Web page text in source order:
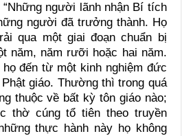
người lãnh nhận Bí tích
người đã trưởng thành. Họ
qua một giai đoạn chuẩn bị
năm, năm rưỡi hoặc hai năm.
đến từ một kinh nghiệm đức
giáo. Thường thì trong quá
thuộc về bất kỳ tôn giáo nào;
thờ cúng tổ tiên theo truyền
thực hành này họ không